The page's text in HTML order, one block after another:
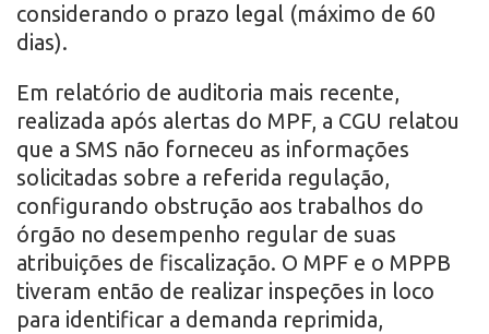
considerando o prazo legal (máximo de 60
dias).
Em relatório de auditoria mais recente,
realizada após alertas do MPF, a CGU relatou
que a SMS não forneceu as informações
solicitadas sobre a referida regulação,
configurando obstrução aos trabalhos do
órgão no desempenho regular de suas
atribuições de fiscalização. O MPF e o MPPB
tiveram então de realizar inspeções in loco
para identificar a demanda reprimida,